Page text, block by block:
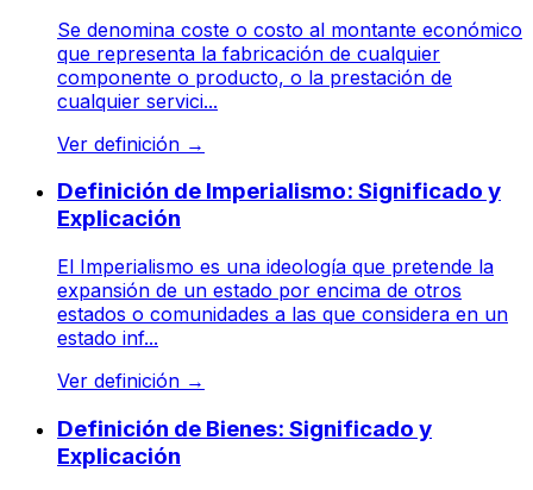
Se denomina coste o costo al montante económico
que representa la fabricación de cualquier
componente o producto, o la prestación de
cualquier servici...
Ver definición →
Definición de Imperialismo: Significado y
Explicación
El Imperialismo es una ideología que pretende la
expansión de un estado por encima de otros
estados o comunidades a las que considera en un
estado inf...
Ver definición →
Definición de Bienes: Significado y
Explicación